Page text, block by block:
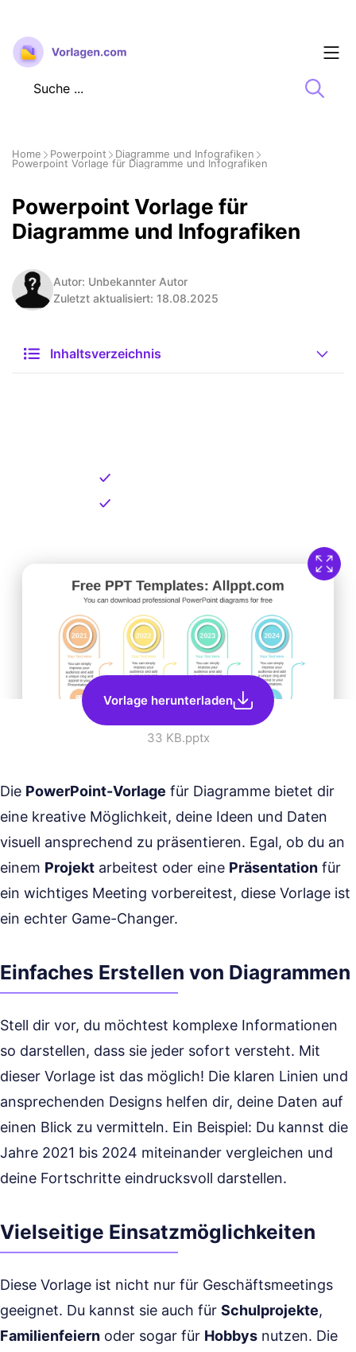
Zum
Inhalt
springen
Home Powerpoint
Diagramme und Infografiken
Powerpoint Vorlage für Diagramme und Infografiken
Powerpoint Vorlage für
Diagramme und Infografiken
Autor: Unbekannter Autor
Zuletzt aktualisiert: 18.08.2025
Inhaltsverzeichnis
Vorlage herunterladen
33 KB.pptx
Die PowerPoint-Vorlage für Diagramme bietet dir
eine kreative Möglichkeit, deine Ideen und Daten
visuell ansprechend zu präsentieren. Egal, ob du an
einem Projekt arbeitest oder eine Präsentation für
ein wichtiges Meeting vorbereitest, diese Vorlage ist
ein echter Game-Changer.
Einfaches Erstellen von Diagrammen
Stell dir vor, du möchtest komplexe Informationen
so darstellen, dass sie jeder sofort versteht. Mit
dieser Vorlage ist das möglich! Die klaren Linien und
ansprechenden Designs helfen dir, deine Daten auf
einen Blick zu vermitteln. Ein Beispiel: Du kannst die
Jahre 2021 bis 2024 miteinander vergleichen und
deine Fortschritte eindrucksvoll darstellen.
Vielseitige Einsatzmöglichkeiten
Diese Vorlage ist nicht nur für Geschäftsmeetings
geeignet. Du kannst sie auch für Schulprojekte,
Familienfeiern oder sogar für Hobbys nutzen. Die